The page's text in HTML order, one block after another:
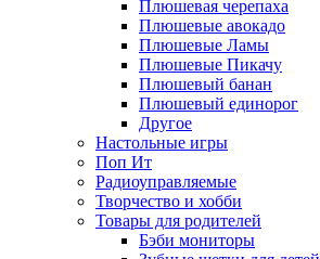
Плюшевая черепаха
Плюшевые авокадо
Плюшевые Ламы
Плюшевые Пикачу
Плюшевый банан
Плюшевый единорог
Другое
Настольные игры
Поп Ит
Радиоуправляемые
Творчество и хобби
Товары для родителей
Бэби мониторы